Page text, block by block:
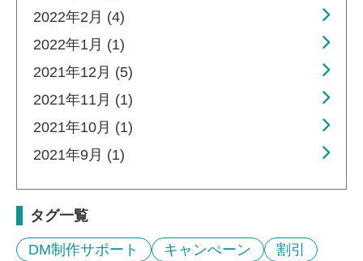
2022年2月 (4)
2022年1月 (1)
2021年12月 (5)
2021年11月 (1)
2021年10月 (1)
2021年9月 (1)
タグ一覧
DM制作サポート キャンぺーン 割引